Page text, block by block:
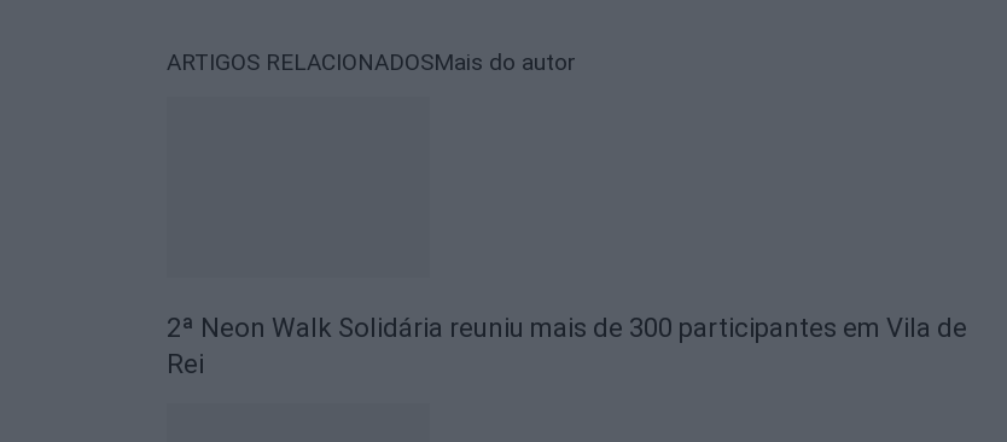
ARTIGOS RELACIONADOSMais do autor
2ª Neon Walk Solidária reuniu mais de 300 participantes em Vila de
Rei